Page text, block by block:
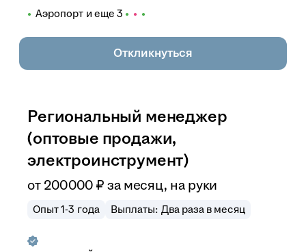
Аэропорт и еще 3
Откликнуться
Региональный менеджер
(оптовые продажи,
электроинструмент)
от 200 000 ₽ за месяц, на руки
Опыт 1-3 года Выплаты: Два раза в месяц